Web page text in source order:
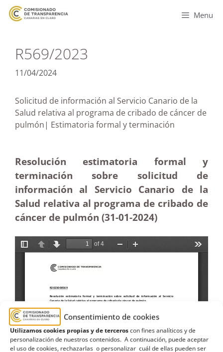
Consentimiento de cookies
Utilizamos cookies propias y de terceroscon fines analíticos y de
personalización de nuestros contenidos. A continuación, puede aceptar
el uso de cookies, rechazarlas o personalizar cuál de ellas pueden ser
Menu
R569/2023
11/04/2024
Solicitud de información al Servicio Canario de la
Salud relativa al programa de cribado de cáncer de
pulmón| Estimatoria formal y terminación
Resolución estimatoria formal y
terminación sobre solicitud de
información al Servicio Canario de la
Salud relativa al programa de cribado de
cáncer de pulmón (31-01-2024)